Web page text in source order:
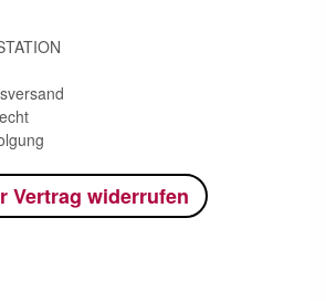
Vertrag widerrufen